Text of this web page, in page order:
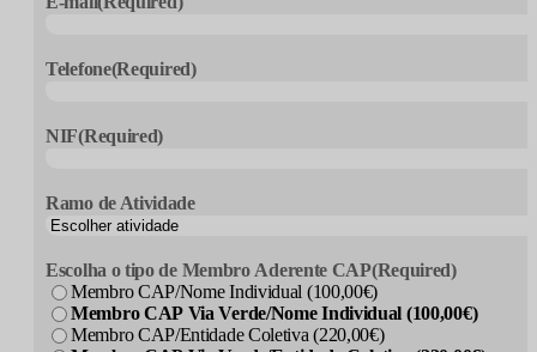
Telefone(Required)
NIF(Required)
Ramo de Atividade
Escolha o tipo de Membro Aderente CAP(Required)
Membro CAP/Nome Individual (100,00€)
Membro CAP Via Verde/Nome Individual (100,00€)
Membro CAP/Entidade Coletiva (220,00€)